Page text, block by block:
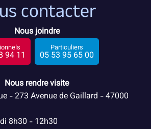
contacter
Nous joindre
94 11
05 53 95 65 00
Nous rendre visite
- 273 Avenue de Gaillard - 47000
8h30 - 12h30